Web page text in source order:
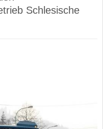
Schlesische